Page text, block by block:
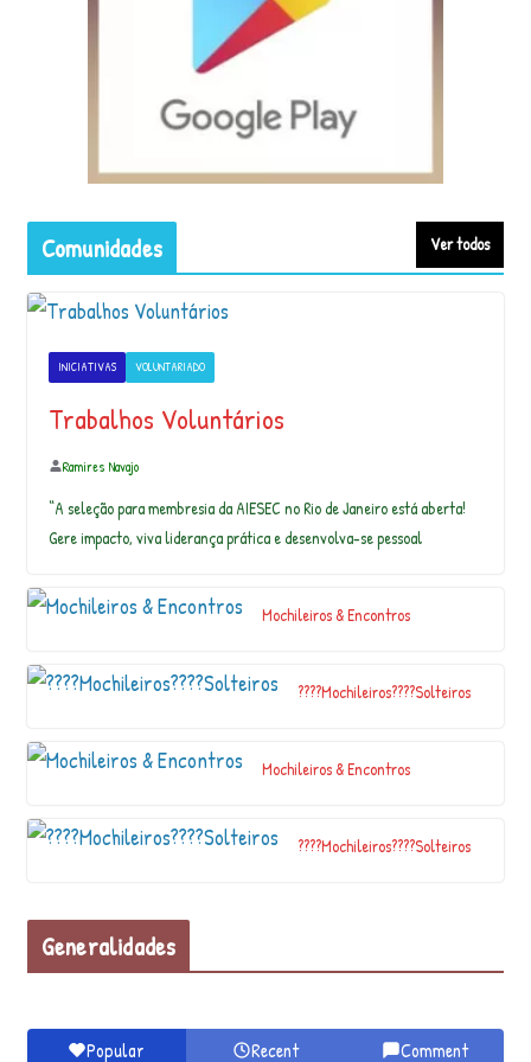
a
r
n
iv
ê
l
p
a
o
Comunidades Ver todos
INICIATIVAS VOLUNTARIADO
Trabalhos Voluntários
Ramires Navajo
“A seleção para membresia da AIESEC no Rio de Janeiro está aberta!
Gere impacto, viva liderança prática e desenvolva-se pessoal
Mochileiros & Encontros
????Mochileiros????Solteiros
Mochileiros & Encontros
????Mochileiros????Solteiros
Generalidades
Popular Recent Comment